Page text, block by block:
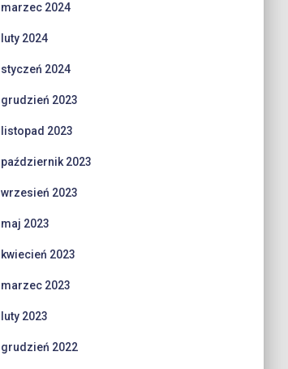
marzec 2024
luty 2024
styczeń 2024
grudzień 2023
listopad 2023
październik 2023
wrzesień 2023
maj 2023
kwiecień 2023
marzec 2023
luty 2023
grudzień 2022